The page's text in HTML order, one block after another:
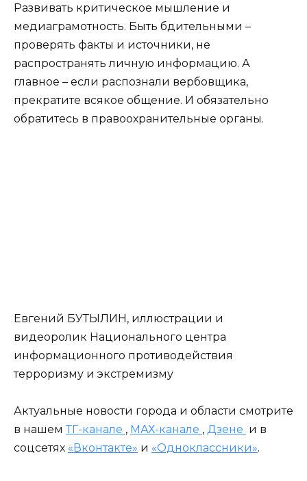
Развивать критическое мышление и
медиаграмотность. Быть бдительными –
проверять факты и источники, не
распространять личную информацию. А
главное – если распознали вербовщика,
прекратите всякое общение. И обязательно
обратитесь в правоохранительные органы.
Евгений БУТЫЛИН, иллюстрации и
видеоролик Национального центра
информационного противодействия
терроризму и экстремизму
Актуальные новости города и области смотрите
в нашем ТГ-канале , МАХ-канале , Дзене и в
соцсетях «Вконтакте» и «Одноклассники».